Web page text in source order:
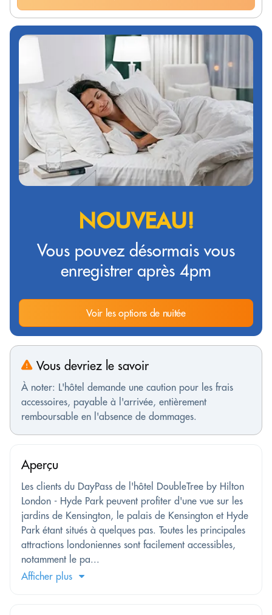
NOUVEAU!
Vous pouvez désormais vous
enregistrer après 4pm
Voir les options de nuitée
Vous devriez le savoir
À noter: L'hôtel demande une caution pour les frais
accessoires, payable à l'arrivée, entièrement
remboursable en l'absence de dommages.
Aperçu
Les clients du DayPass de l'hôtel DoubleTree by Hilton
London - Hyde Park peuvent profiter d'une vue sur les
jardins de Kensington, le palais de Kensington et Hyde
Park étant situés à quelques pas. Toutes les principales
attractions londoniennes sont facilement accessibles,
notamment le pa...
Afficher plus